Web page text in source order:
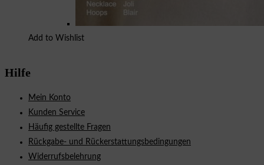
Add to Wishlist
Hilfe
Mein Konto
Kunden Service
Häufig gestellte Fragen
Rückgabe- und Rückerstattungsbedingungen
Widerrufsbelehrung